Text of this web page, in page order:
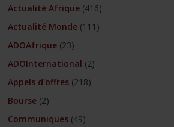
Actualité Afrique (416)
Actualité Monde (111)
ADOAfrique (23)
ADOInternational (2)
Appels d'offres (218)
Bourse (2)
Communiques (49)